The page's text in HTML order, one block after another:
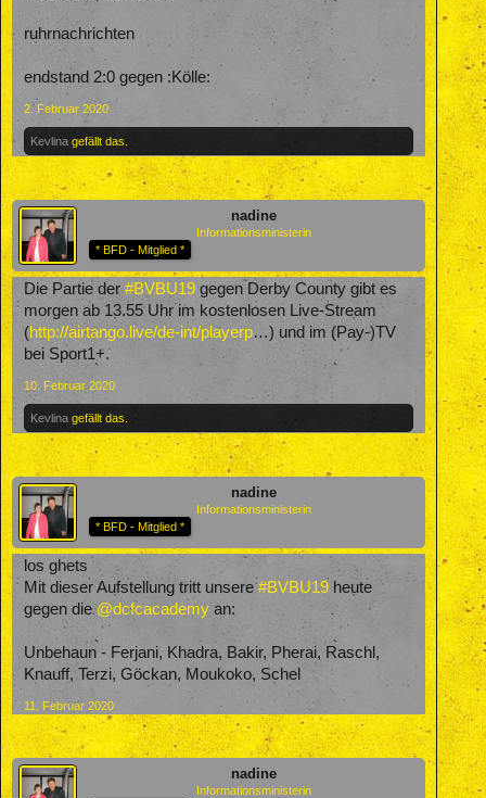
ruhrnachrichten
endstand 2:0 gegen :Kölle:
2. Februar 2020
Kevlina gefällt das.
nadine
Informationsministerin
* BFD - Mitglied *
Die Partie der #BVBU19 gegen Derby County gibt es
morgen ab 13.55 Uhr im kostenlosen Live-Stream
(http://airtango.live/de-int/playerp…) und im (Pay-)TV
bei Sport1+.
10. Februar 2020
Kevlina gefällt das.
nadine
Informationsministerin
* BFD - Mitglied *
los ghets
Mit dieser Aufstellung tritt unsere#BVBU19 heute
gegen die @dcfcacademy an:
Unbehaun - Ferjani, Khadra, Bakir, Pherai, Raschl,
Knauff, Terzi, Göckan, Moukoko, Schel
11. Februar 2020
nadine
Informationsministerin